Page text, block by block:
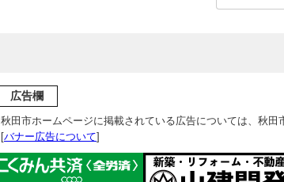
広告欄
秋田市ホームページに掲載されている広告については、秋田
[バナー広告について]